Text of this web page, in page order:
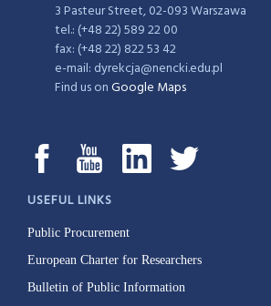
3 Pasteur Street, 02-093 Warszawa
tel.: (+48 22) 589 22 00
fax: (+48 22) 822 53 42
e-mail: dyrekcja@nencki.edu.pl
Find us onGoogle Maps
USEFUL LINKS
Public Procurement
European Charter for Researchers
Bulletin of Public Information